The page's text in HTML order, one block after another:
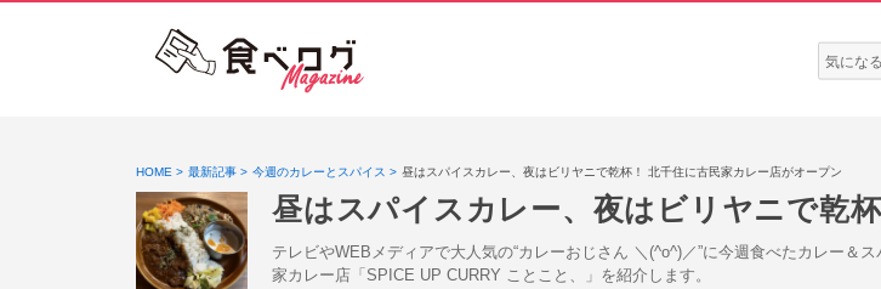
検
索:
HOME 最新記事 今週のカレーとスパイス 昼はスパイスカレー、夜はビリヤニで乾杯！ 北千住に古民家カレー店がオープン
昼はスパイスカレー、夜はビリヤニで乾
テレビやWEBメディアで大人気の“カレーおじさん ＼(^o^)／”に今週食べたカレー
家カレー店「SPICE UP CURRY ことこと、」を紹介します。